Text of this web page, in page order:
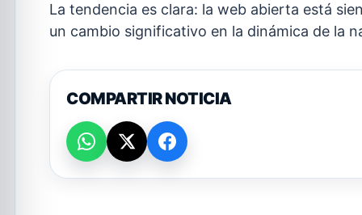
La tendencia es clara: la web abierta está
un cambio significativo en la dinámica de la
COMPARTIR NOTICIA